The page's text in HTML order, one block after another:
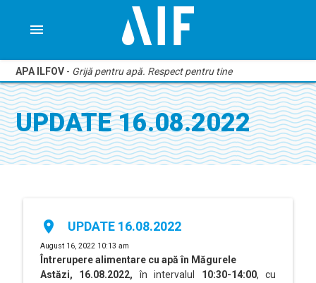
menu
APA ILFOV - Grijă pentru apă. Respect pentru tine
UPDATE 16.08.2022
place UPDATE 16.08.2022
August 16, 2022 10:13 am
Întrerupere alimentare cu apă în Măgurele
Astăzi, 16.08.2022, în intervalul 10:30-14:00, cu